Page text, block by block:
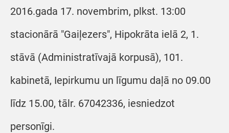
2016.gada 17. novembrim, plkst. 13:00
stacionārā "Gaiļezers", Hipokrāta ielā 2, 1.
stāvā (Administratīvajā korpusā), 101.
kabinetā, Iepirkumu un līgumu daļā no 09.00
līdz 15.00, tālr. 67042336, iesniedzot
personīgi.